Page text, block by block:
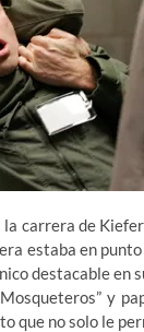
carrera de
estaba en
destacable
y
que no solo le